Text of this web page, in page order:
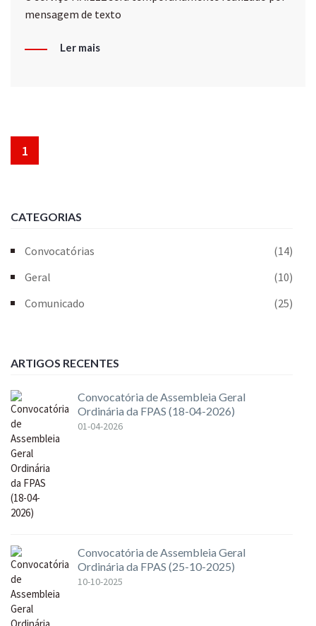
mensagem de texto
Ler mais
1
CATEGORIAS
Convocatórias
(14)
Geral
(10)
Comunicado
(25)
ARTIGOS RECENTES
Convocatória de Assembleia Geral
Ordinária da FPAS (18-04-2026)
01-04-2026
Convocatória de Assembleia Geral
Ordinária da FPAS (25-10-2025)
10-10-2025